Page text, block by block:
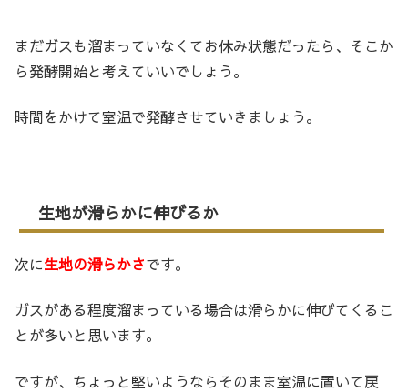
まだガスも溜まっていなくてお休み状態だったら、そこか
ら発酵開始と考えていいでしょう。
時間をかけて室温で発酵させていきましょう。
生地が滑らかに伸びるか
次に生地の滑らかさです。
ガスがある程度溜まっている場合は滑らかに伸びてくるこ
とが多いと思います。
ですが、ちょっと堅いようならそのまま室温に置いて戻